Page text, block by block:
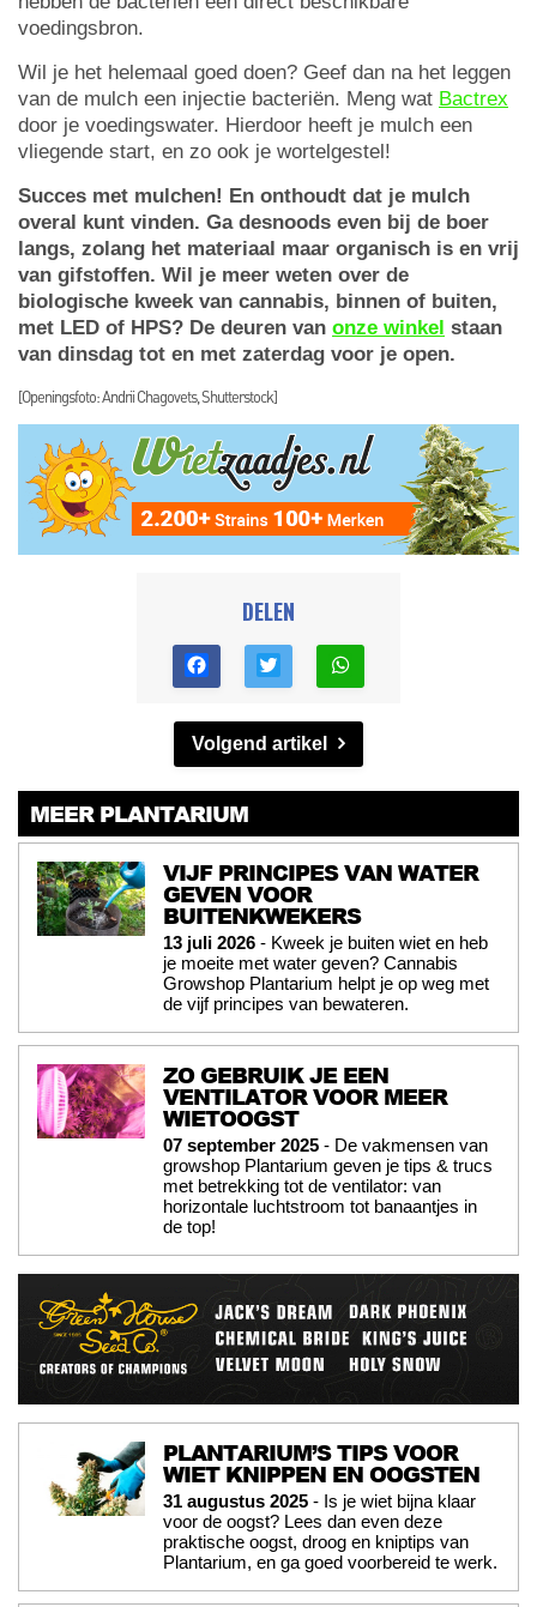
voedingsbron.
Wil je het helemaal goed doen? Geef dan na het leggen
van de mulch een injectie bacteriën. Meng wat Bactrex
door je voedingswater. Hierdoor heeft je mulch een
vliegende start, en zo ook je wortelgestel!
Succes met mulchen! En onthoudt dat je mulch
overal kunt vinden. Ga desnoods even bij de boer
langs, zolang het materiaal maar organisch is en vrij
van gifstoffen. Wil je meer weten over de
biologische kweek van cannabis, binnen of buiten,
met LED of HPS? De deuren van onze winkel staan
van dinsdag tot en met zaterdag voor je open.
[Openingsfoto: Andrii Chagovets, Shutterstock]
DELEN
Volgend artikel
MEER PLANTARIUM
VIJF PRINCIPES VAN WATER
GEVEN VOOR
BUITENKWEKERS
13 juli 2026 - Kweek je buiten wiet en heb
je moeite met water geven? Cannabis
Growshop Plantarium helpt je op weg met
de vijf principes van bewateren.
ZO GEBRUIK JE EEN
VENTILATOR VOOR MEER
WIETOOGST
07 september 2025 - De vakmensen van
growshop Plantarium geven je tips & trucs
met betrekking tot de ventilator: van
horizontale luchtstroom tot banaantjes in
de top!
PLANTARIUM’S TIPS VOOR
WIET KNIPPEN EN OOGSTEN
31 augustus 2025 - Is je wiet bijna klaar
voor de oogst? Lees dan even deze
praktische oogst, droog en kniptips van
Plantarium, en ga goed voorbereid te werk.